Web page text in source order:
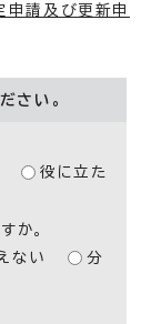
申請及び更新申
さい。
役に立た
か。
ない
分